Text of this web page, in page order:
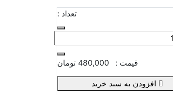
تعداد :
قیمت : 480,000 تومان